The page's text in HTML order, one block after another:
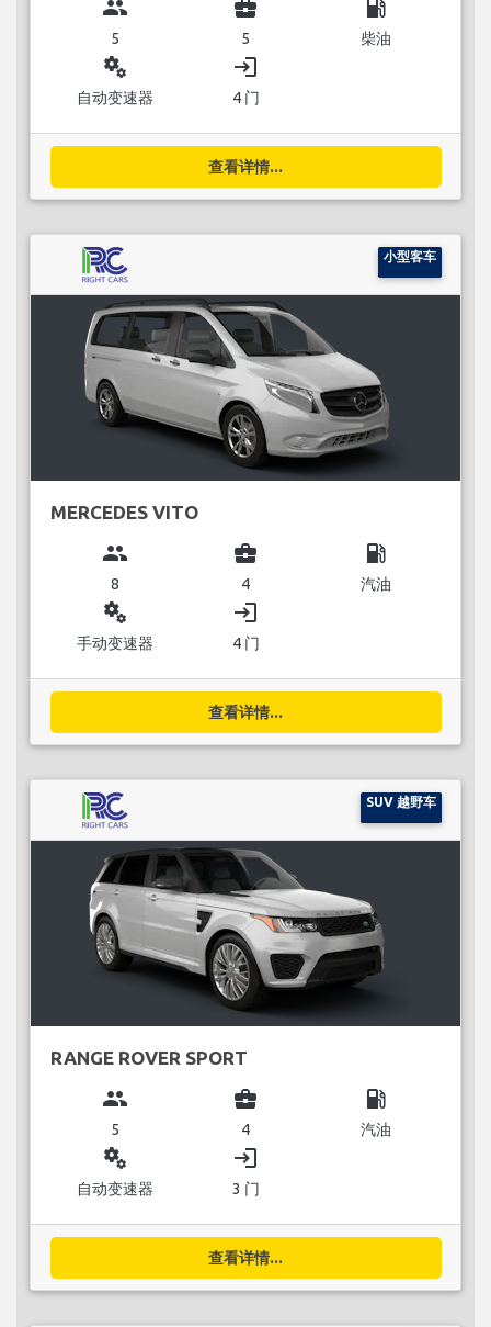
group
5
business_center
5
local_gas_station
柴油
miscellaneous_services
自动变速器
login
4 门
查看详情...
小型客车
MERCEDES VITO
group
8
business_center
4
local_gas_station
汽油
miscellaneous_services
手动变速器
login
4 门
查看详情...
SUV 越野车
RANGE ROVER SPORT
group
5
business_center
4
local_gas_station
汽油
miscellaneous_services
自动变速器
login
3 门
查看详情...